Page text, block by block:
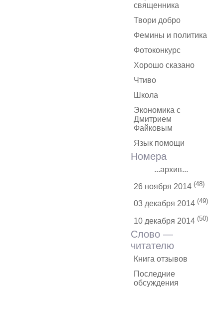
священника
Твори добро
Фемины и политика
Фотоконкурс
Хорошо сказано
Чтиво
Школа
Экономика с
Дмитрием
Файковым
Язык помощи
Номера
...архив...
26 ноября 2014 (48)
03 декабря 2014 (49)
10 декабря 2014 (50)
Слово —
читателю
Книга отзывов
Последние
обсуждения